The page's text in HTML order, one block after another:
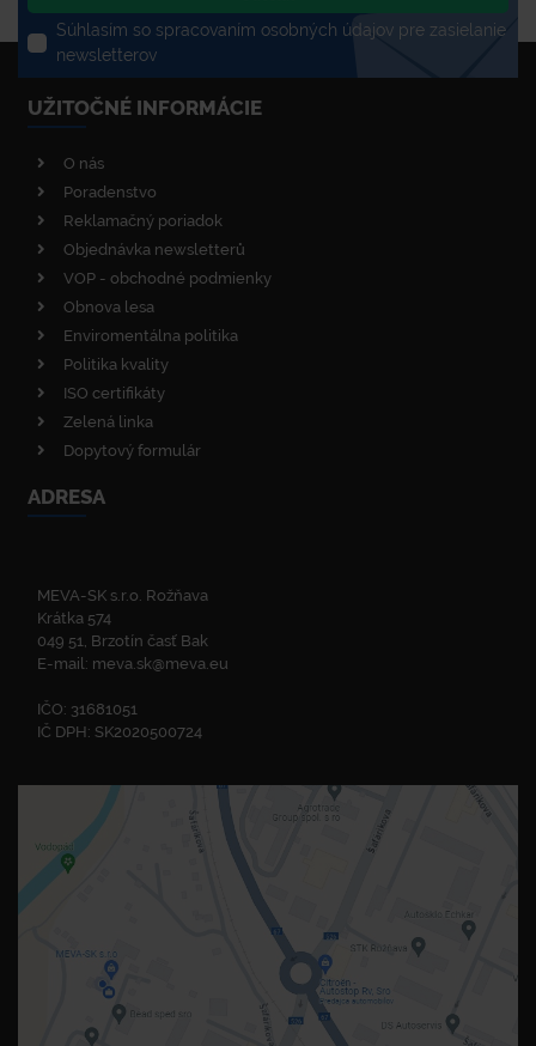
Súhlasím so spracovaním osobných údajov pre zasielanie
newsletterov
UŽITOČNÉ INFORMÁCIE
O nás
Poradenstvo
Reklamačný poriadok
Objednávka newsletterů
VOP - obchodné podmienky
Obnova lesa
Enviromentálna politika
Politika kvality
ISO certifikáty
Zelená linka
Dopytový formulár
ADRESA
MEVA-SK s.r.o. Rožňava
Krátka 574
049 51, Brzotín časť Bak
E-mail: meva.sk@meva.eu
IČO: 31681051
IČ DPH: SK2020500724